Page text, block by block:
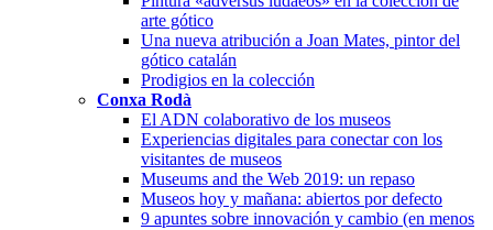
arte gótico
Una nueva atribución a Joan Mates, pintor del
gótico catalán
Prodigios en la colección
Conxa Rodà
El ADN colaborativo de los museos
Experiencias digitales para conectar con los
visitantes de museos
Museums and the Web 2019: un repaso
Museos hoy y mañana: abiertos por defecto
9 apuntes sobre innovación y cambio (en menos